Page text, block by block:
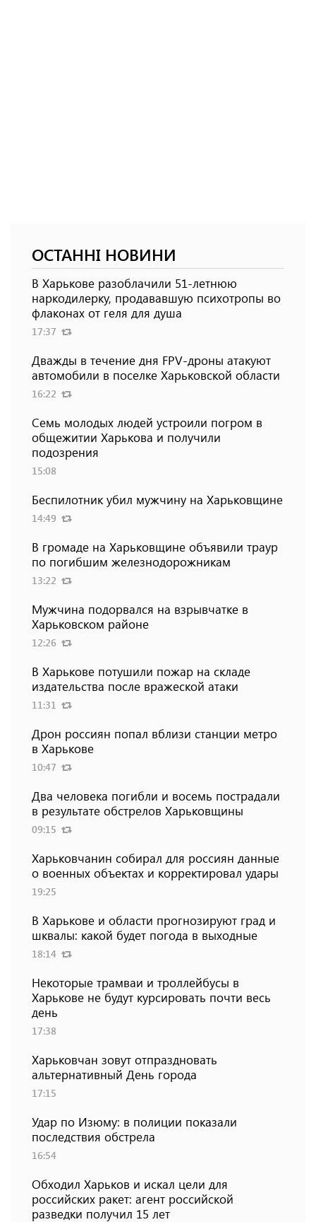
ОСТАННІ НОВИНИ
В Харькове разоблачили 51-летнюю
наркодилерку, продававшую психотропы во
флаконах от геля для душа
17:37
Дважды в течение дня FPV-дроны атакуют
автомобили в поселке Харьковской области
16:22
Семь молодых людей устроили погром в
общежитии Харькова и получили
подозрения
15:08
Беспилотник убил мужчину на Харьковщине
14:49
В громаде на Харьковщине объявили траур
по погибшим железнодорожникам
13:22
Мужчина подорвался на взрывчатке в
Харьковском районе
12:26
В Харькове потушили пожар на складе
издательства после вражеской атаки
11:31
Дрон россиян попал вблизи станции метро
в Харькове
10:47
Два человека погибли и восемь пострадали
в результате обстрелов Харьковщины
09:15
Харьковчанин собирал для россиян данные
о военных объектах и ​​корректировал удары
19:25
В Харькове и области прогнозируют град и
шквалы: какой будет погода в выходные
18:14
Некоторые трамваи и троллейбусы в
Харькове не будут курсировать почти весь
день
17:38
Харьковчан зовут отпраздновать
альтернативный День города
17:15
Удар по Изюму: в полиции показали
последствия обстрела
16:54
Обходил Харьков и искал цели для
российских ракет: агент российской
разведки получил 15 лет